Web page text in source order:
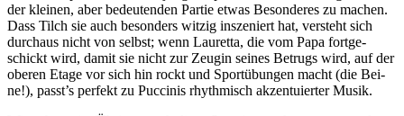
der klei­nen, aber be­deu­ten­den Par­tie et­was Be­son­de­res zu ma­chen.
Dass Tilch sie auch be­son­ders wit­zig in­sze­niert hat, ver­steht sich
durch­aus nicht von selbst; wenn Lau­ret­ta, die vom Papa fort­ge­
schickt wird, da­mit sie nicht zur Zeu­gin sei­nes Be­trugs wird, auf der
obe­ren Eta­ge vor sich hin rockt und Sport­übun­gen macht (die Bei­
ne!), passt’s per­fekt zu Puc­ci­nis rhyth­misch ak­zen­tu­ier­ter Musik.